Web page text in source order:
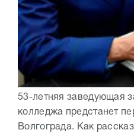
53-летняя заведующая
колледжа предстанет
Волгограда. Как